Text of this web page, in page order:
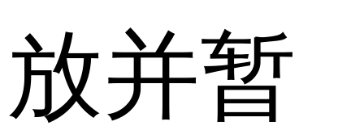
放并暂